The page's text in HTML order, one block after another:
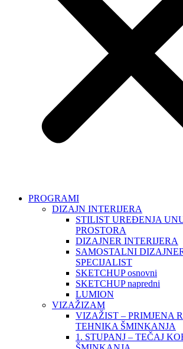
PROGRAMI
DIZAJN INTERIJERA
STILIST UREĐENJA
PROSTORA
DIZAJNER INTERIJERA
SAMOSTALNI
SPECIJALIST
SKETCHUP osnovni
SKETCHUP napredni
LUMION
VIZAŽIZAM
VIZAŽIST – PRIMJENA
TEHNIKA ŠMINKANJA
1. STUPANJ – TEČAJ